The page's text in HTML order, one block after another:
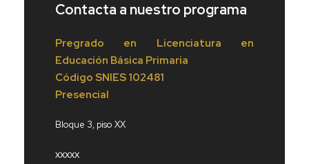
Contacta a nuestro programa
Pregrado en Licenciatura en
Educación Básica Primaria
Código SNIES 102481
Presencial
Bloque 3, piso XX
xxxxx